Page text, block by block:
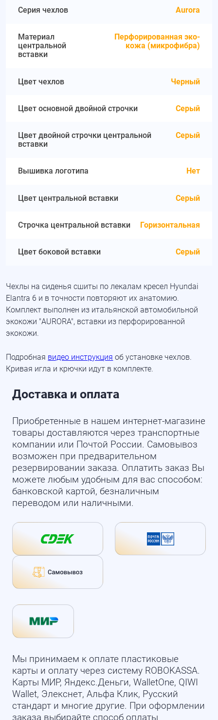
Серия чехлов Aurora
Материал
центральной
вставки
Перфорированная эко-
кожа (микрофибра)
Цвет чехлов Черный
Цвет основной двойной строчки Серый
Цвет двойной строчки центральной
вставки
Серый
Вышивка логотипа Нет
Цвет центральной вставки Серый
Строчка центральной вставки Горизонтальная
Цвет боковой вставки Серый
Чехлы на сиденья сшиты по лекалам кресел Hyundai
Elantra 6 и в точности повторяют их анатомию.
Комплект выполнен из итальянской автомобильной
экокожи "AURORA", вставки из перфорированной
экокожи.
Подробная видео инструкция об установке чехлов.
Кривая игла и крючки идут в комплекте.
Доставка и оплата
Приобретенные в нашем интернет-магазине
товары доставляются через транспортные
компании или Почтой России. Самовывоз
возможен при предварительном
резервировании заказа. Оплатить заказ Вы
можете любым удобным для вас способом:
банковской картой, безналичным
переводом или наличными.
Мы принимаем к оплате пластиковые
карты и оплату через систему ROBOKASSA.
Карты МИР, Яндекс.Деньги, WalletOne, QIWI
Wallet, Элекснет, Альфа Клик, Русский
стандарт и многие другие. При оформлении
заказа выбирайте способ оплаты